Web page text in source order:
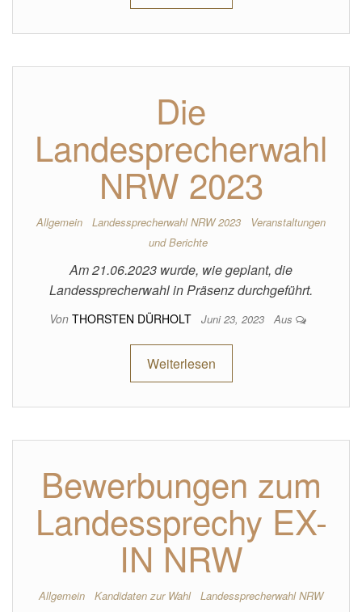
Die
Landesprecherwahl
NRW 2023
Allgemein Landessprecherwahl NRW 2023
Veranstaltungen
und Berichte
Am 21.06.2023 wurde, wie geplant, die
Landessprecherwahl in Präsenz durchgeführt.
Von THORSTEN DÜRHOLT Juni 23, 2023 Aus
Weiterlesen
Bewerbungen zum
Landessprechy EX-
IN NRW
Allgemein Kandidaten zur Wahl
Landessprecherwahl NRW